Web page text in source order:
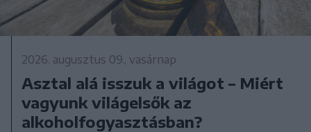
2026. augusztus 09., vasárnap
Asztal alá isszuk a világot – Miért
vagyunk világelsők az
alkoholfogyasztásban?